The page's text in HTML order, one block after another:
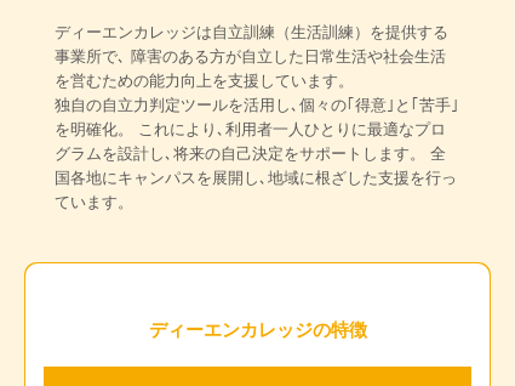
ディーエンカレッジは自立訓練（生活訓練）を提供する
事業所で､ 障害のある方が自立した日常生活や社会生活
を営むための能力向上を支援しています。
独自の自立力判定ツールを活用し､個々の｢得意｣と｢苦手｣
を明確化。 これにより､利用者一人ひとりに最適なプロ
グラムを設計し､将来の自己決定をサポートします。 全
国各地にキャンパスを展開し､地域に根ざした支援を行っ
ています。
ディーエンカレッジの特徴